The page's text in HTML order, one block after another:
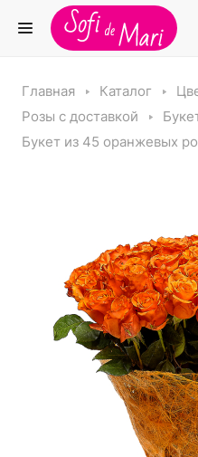
Главная Каталог
Розы с доставкой
Букет из 45 оранжевых